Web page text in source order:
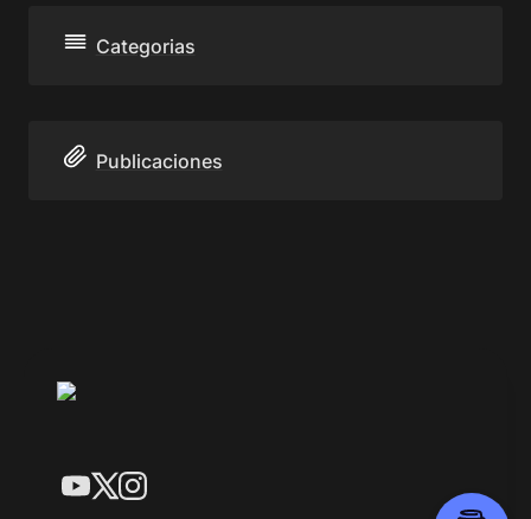
Categorias
Publicaciones